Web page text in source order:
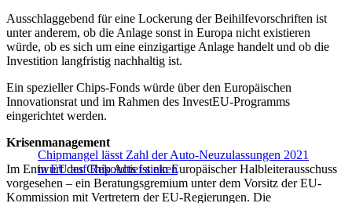
Ausschlaggebend für eine Lockerung der Beihilfevorschriften ist
unter anderem, ob die Anlage sonst in Europa nicht existieren
würde, ob es sich um eine einzigartige Anlage handelt und ob die
Investition langfristig nachhaltig ist.
Ein spezieller Chips-Fonds würde über den Europäischen
Innovationsrat und im Rahmen des InvestEU-Programms
eingerichtet werden.
Chipmangel lässt Zahl der Auto-Neuzulassungen 2021
in EU auf Rekordtief sinken
Krisenmanagement
Im Entwurf des Chip Acts ist ein Europäischer Halbleiterausschuss
vorgesehen – ein Beratungsgremium unter dem Vorsitz der EU-
Kommission mit Vertretern der EU-Regierungen. Die